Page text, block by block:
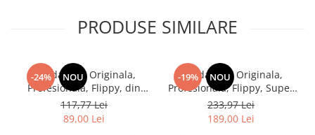
PRODUSE SIMILARE
-24% NOU
Kendama X Originala,
Profesionala, Flippy, din
Lemn, Rubber Grip, 18 cm,
Rosu/Alb
117,77 Lei
89,00 Lei
-19% NOU
Kendama X Originala,
Profesionala, Flippy, Super
Sticky Legendary, Rulment
Metalic cu Ata 55 cm,
Alb/Maro
233,97 Lei
189,00 Lei